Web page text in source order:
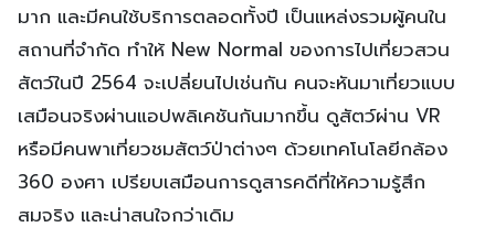
มาก และมีคนใช้บริการตลอดทั้งปี เป็นแหล่งรวมผู้คนใน
สถานที่จำกัด ทำให้ New Normal ของการไปเที่ยวสวน
สัตว์ในปี 2564 จะเปลี่ยนไปเช่นกัน คนจะหันมาเที่ยวแบบ
เสมือนจริงผ่านแอปพลิเคชันกันมากขึ้น ดูสัตว์ผ่าน VR
หรือมีคนพาเที่ยวชมสัตว์ป่าต่างๆ ด้วยเทคโนโลยีกล้อง
360 องศา เปรียบเสมือนการดูสารคดีที่ให้ความรู้สึก
สมจริง และน่าสนใจกว่าเดิม